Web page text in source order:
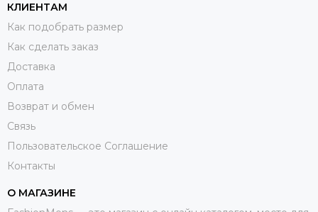
КЛИЕНТАМ
Как подобрать размер
Как сделать заказ
Доставка
Оплата
Возврат и обмен
Связь
Пользовательское Соглашение
Контакты
О МАГАЗИНЕ